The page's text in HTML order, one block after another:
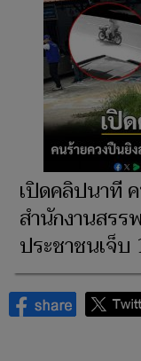
เปิดคลิปนาที
สำนักงานสรร
ประชาชนเจ็บ